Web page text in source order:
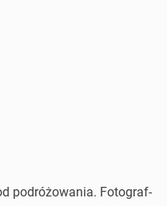
podróżowania. Fotograf-